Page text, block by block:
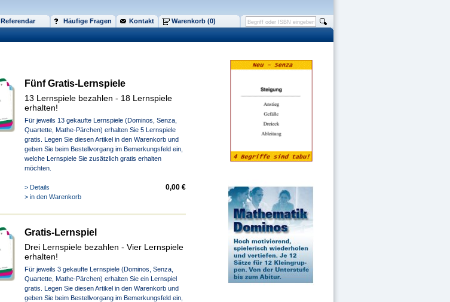
Referendar Häufige Fragen Kontakt
Warenkorb (0)
Fünf Gratis-Lernspiele
13 Lernspiele bezahlen - 18 Lernspiele
erhalten!
Für jeweils 13 gekaufte Lernspiele (Dominos, Senza,
Quartette, Mathe-Pärchen) erhalten Sie 5 Lernspiele
gratis. Legen Sie diesen Artikel in den Warenkorb und
geben Sie beim Bestellvorgang im Bemerkungsfeld ein,
welche Lernspiele Sie zusätzlich gratis erhalten
möchten.
0,00 €
> Details
> in den Warenkorb
Gratis-Lernspiel
Drei Lernspiele bezahlen - Vier Lernspiele
erhalten!
Für jeweils 3 gekaufte Lernspiele (Dominos, Senza,
Quartette, Mathe-Pärchen) erhalten Sie ein Lernspiel
gratis. Legen Sie diesen Artikel in den Warenkorb und
geben Sie beim Bestellvorgang im Bemerkungsfeld ein,